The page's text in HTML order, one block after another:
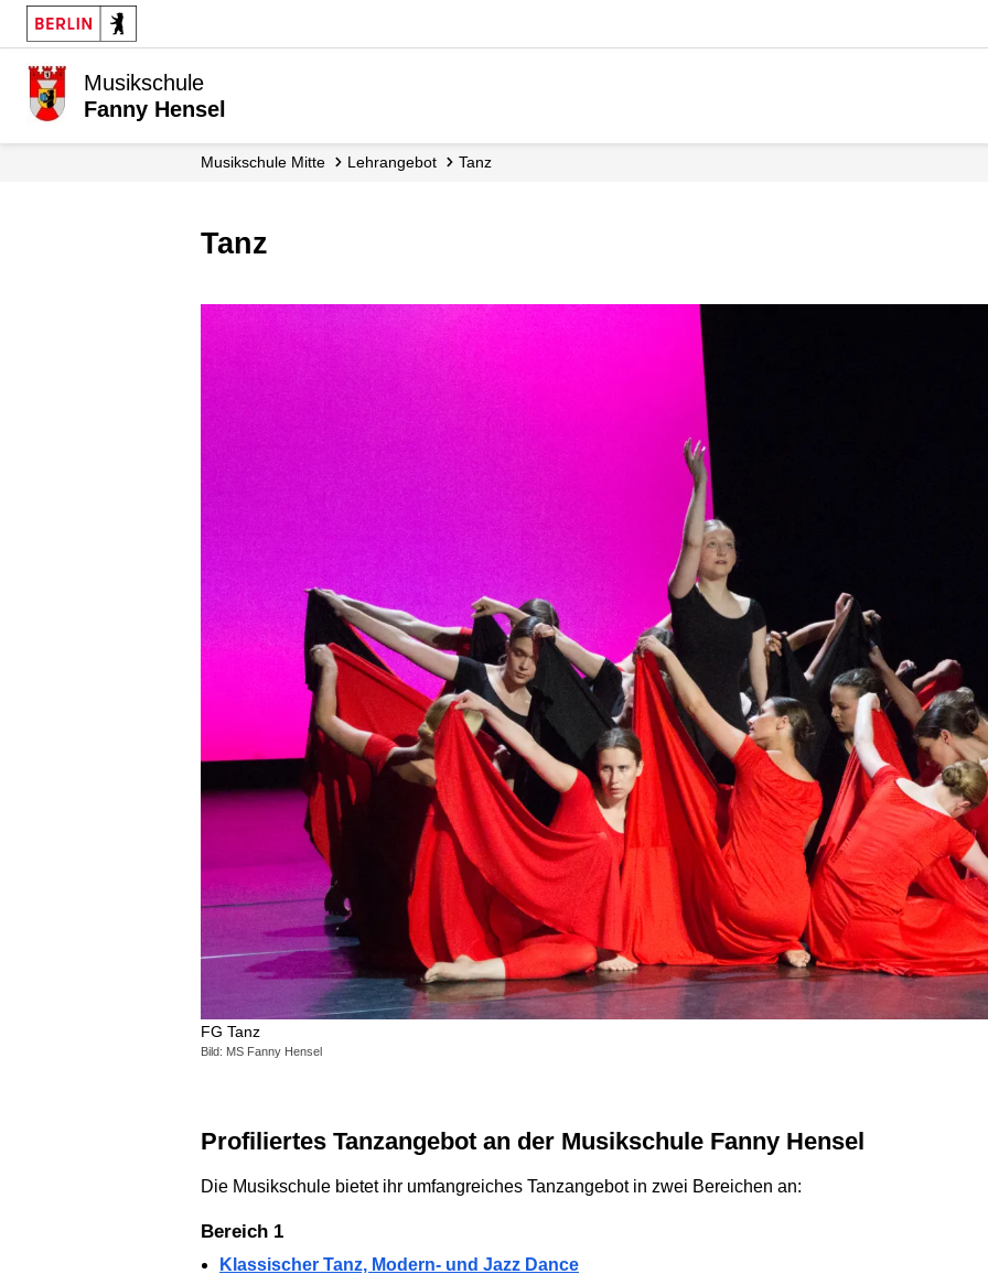
Musikschule
Fanny Hensel
Musikschule Mitte Lehrangebot Tanz
Tanz
FG Tanz
Bild: MS Fanny Hensel
Profiliertes Tanzangebot an der Musikschule Fanny Hensel
Die Musikschule bietet ihr umfangreiches Tanzangebot in zwei Bereichen an:
Bereich 1
Klassischer Tanz, Modern- und Jazz Dance